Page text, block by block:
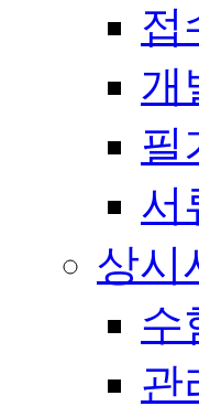
접
개
필
서
상시
수
관